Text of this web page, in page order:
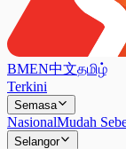
BMEN中文தமிழ்
Terkini
Semasa
NasionalMudah
Selangor